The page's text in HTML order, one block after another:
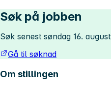
Søk på jobben
Søk senest søndag 16. august
Gå til søknad
Om stillingen